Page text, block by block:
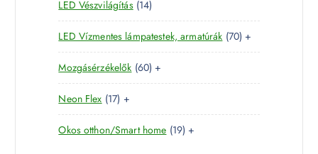
k
é
k
r
m
é
e
r
m
é
k
LED Vészvilágítás 141
4
t
e
r
m
k
LED Vízmentes lámpatestek, armatúrák 707
0
e
m
+
Mozgásérzékelők 606
0
e
r
+
Neon Flex 171
7
t
+
Okos otthon/Smart home 191 +